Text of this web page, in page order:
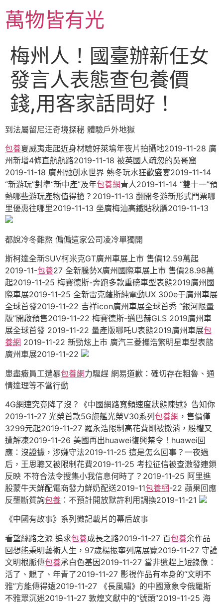
主萬物皆有光
梅州人！國臺辦新任女
發言人表態查包養價
錢,用客家話問好！
到法屬留尼汪奇境探秘 體驗戶外地獄
包養夏威夷走起近身材驗好萊塢年夜片拍攝地2019-11-28 廣
州新增4條直航航路2019-11-18 被英國人疏忽的吳哥窟
2019-11-18 廣州融創水世界 熱冬玩水狂歡盛宴2019-11-14
“新游玩”對準“新中產”及年包養網青人2019-11-14 “雙十一”預
熱哪些游玩產物值得搶？2019-11-13 翻開冬游新形式門票哪
里優惠往哪里2019-11-13 坐廣梅汕高鐵貼秋膘2019-11-13
都說冷冬難熬 偏偏這家公司凌冷單獨開
斯柯達全新SUV柯米克GT廣州車展上市 售價12.59萬起
2019-11-包養27 ​全新騰勢X廣州國際車展上市 售價28.98萬
起2019-11-25 梅賽德斯-奔跑多款重磅車型表態2019廣州國
際車展2019-11-25 全新雷克薩斯純電動UX 300e于廣州車展
全球首發2019-11-22 吉祥icon廣州車展全球首秀 “銀河限量
版”開啟預售2019-11-22 梅賽德斯-邁巴赫GLS 2019廣州車
展全球首發 2019-11-22 量產版哪吒U表態2019廣州車展包
養網 2019-11-22 新勁炫上市 廣汽三菱攜浩繁明星車型表態
廣州車展2019-11-22
患盡癥員工遭暴包養網力驅趕 網易道歉：確切存在粗魯、通
情達理等不當行動
4G網速究竟降了沒？《中國網路寬頻速度狀態陳述》告知你
2019-11-27 光榮首款5G旗艦光榮V30系列包養網 ，售價僅
3299元起2019-11-27 羅永浩限制高花費剛被撤消，股權又
遭解凍2019-11-26 美國再出huawei復興禁令！huawei回
應：沒證據，涉嫌守法2019-11-25 這是怎么回事？一夜過
后，王思聰又被限制花費2019-11-25 考拉征信被查激發連鎖
反映 不符合法令搜集小我信息何時了？2019-11-25 阿里進
股蒙牛天鮮配電商發力鮮奶配送2019-11包養網-22 蘋果回應
反壟斷質詢包養 ：不預計開放默許利用調換2019-11-21
《中國有故事》系列微記載片的幕后故事
看望絲路之源 追求包養成長之路2019-11-27 百包養余作品
回想熊秉明藝術人生，97歲楊振寧列席展覽2019-11-27 守護
文明根脈傳包養承白色基因2019-11-27 當非遺趕上短錄像：
活了、靚了、年青了2019-11-27 影視作品有本身的“文明不
雅”方能傳得遠2019-11-27 《長風嘯》的中國意象令俄羅斯
不雅眾沉迷2019-11-27 敦煌文獻中的“號頭”2019-11-25 海